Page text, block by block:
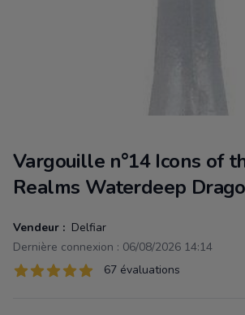
Vargouille n°14 Icons of
Realms Waterdeep
Vendeur : Delfiar
Dernière connexion : 06/08/2026 14:14
Évaluations
67 sur 5 étoiles 67 évaluations